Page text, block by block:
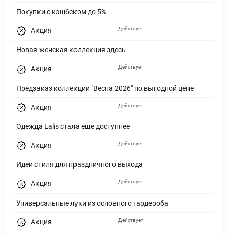
Покупки с кэшбеком до 5%
Акция
Новая женская коллекция здесь
Действует
Акция
Предзаказ коллекции "Весна 2026" по выгодной цене
Действует
Акция
Одежда Lalis стала еще доступнее
Действует
Акция
Идеи стиля для праздничного выхода
Действует
Акция
Универсальные луки из основного гардероба
Действует
Акция Действует